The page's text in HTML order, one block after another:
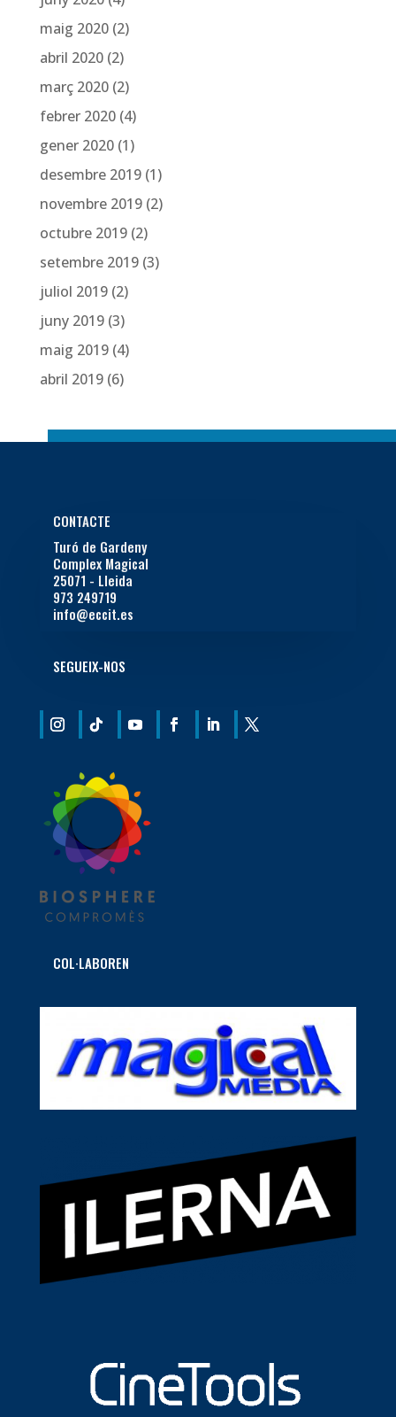
maig 2020(2)
abril 2020(2)
març 2020(2)
febrer 2020(4)
gener 2020(1)
desembre 2019(1)
novembre 2019(2)
octubre 2019(2)
setembre 2019(3)
juliol 2019(2)
juny 2019(3)
maig 2019(4)
abril 2019(6)
CONTACTE
Turó de Gardeny
Complex Magical
25071 - Lleida
973 249719
info@eccit.es
SEGUEIX-NOS
COL·LABOREN